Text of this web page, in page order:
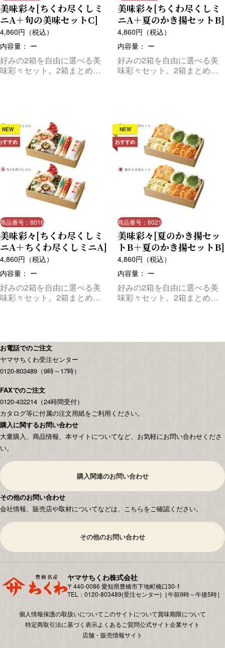
美味彩々[ちくわ尽くしミ
ニA＋旬の美味セットC]
4,860円（税込）
内容量： ー
好みの2箱を自由に選べる美
味彩々セット。2箱まとめて
美味彩々[ちくわ尽くしミ
ニA＋夏のかき揚セットB]
4,860円（税込）
内容量： ー
好みの2箱を自由に選べる美
味彩々セット。2箱まとめて
NEW
すすめ
商品番号：8016
美味彩々[ちくわ尽くしミ
ニA＋ちくわ尽くしミニA]
4,860円（税込）
内容量： ー
好みの2箱を自由に選べる美
味彩々セット。2箱まとめて
NEW
おすすめ
商品番号：8021
美味彩々[夏のかき揚セッ
トB＋夏のかき揚セットB]
4,860円（税込）
内容量： ー
好みの2箱を自由に選べる美
味彩々セット。2箱まとめて
お電話でのご注文
ヤマサちくわ受注センター
0120-803489（9時～17時）
FAXでのご注文
0120-432214（24時間受付）
カタログ等に付属の注文用紙をご利用ください。
購入に関するお問い合わせ
大量購入、商品情報、本サイトについてなど、お気軽にお問い合わせくださ
い。
購入関連のお問い合わせ
その他のお問い合わせ
会社情報、販売店や取材についてなどは、こちらをご確認ください。
その他のお問い合わせ
ヤマサちくわ株式会社
〒440-0086 愛知県豊橋市下地町橋⼝30-1
TEL：0120-803489(受注センター)［午前9時～午後5時］
個人情報保護の取扱いについて このサイトについて賞味期限について
特定商取引法に基づく表示よくあるご質問公式サイト企業サイト
店舗・販売情報サイト